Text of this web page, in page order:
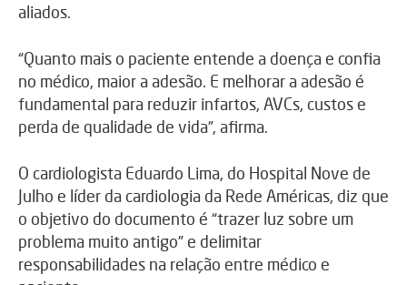
aliados.
“Quanto mais o paciente entende a doença e confia
no médico, maior a adesão. E melhorar a adesão é
fundamental para reduzir infartos, AVCs, custos e
perda de qualidade de vida”, afirma.
O cardiologista Eduardo Lima, do Hospital Nove de
Julho e líder da cardiologia da Rede Américas, diz que
o objetivo do documento é “trazer luz sobre um
problema muito antigo” e delimitar
responsabilidades na relação entre médico e